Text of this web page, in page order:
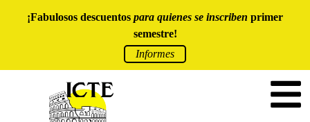
¡Fabulosos descuentos para quienes se inscriben primer
semestre!
Informes